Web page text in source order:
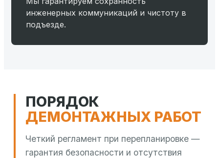
инженерных коммуникаций и чистоту в
подъезде.
ПОРЯДОК
ДЕМОНТАЖНЫХ РАБОТ
Четкий регламент при перепланировке —
гарантия безопасности и отсутствия